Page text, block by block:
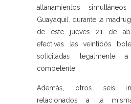
allanamientos
Guayaquil, durante la
de este jueves 21 de
efectivas las veintidós
solicitadas legalmente
competente.
Además, otros seis
relacionados a la